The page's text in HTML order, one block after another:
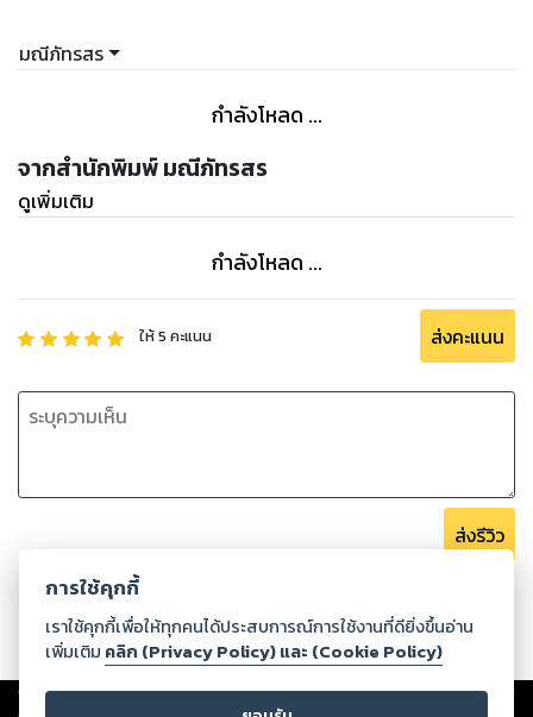
สุดท้ายนี้เนยอยากจะบอกว่า เนยขอโทษสำหรับความผิดทุกอย่างที่
ทำไว้กับพี่ ยกโทษให้เนยด้วยนะคะ]
มือแกร่งวางมือถือลงข้างตัวก่อนจะยกมือขึ้นกุมขมับ
ไม่มีคำตัดพ้อหรือต่อว่า มีเพียงข้อความขอโทษ อภัสราขอโทษเขา
ซ้ำๆ เพราะคิดว่าเรื่องที่เกิดขึ้นเป็นความผิดของเธอ ตาคู่คมมอง
มือถืออีกครั้ง เธอคงตั้งเวลาส่งเมล เพราะเขาได้รับมันหลังจากที่
เธอจากไปแล้ว
มณีภัทรสร
กำลังโหลด ...
จากสำนักพิมพ์ มณีภัทรสร
ดูเพิ่มเติม
กำลังโหลด ...
ให้5 คะแนน ส่งคะแนน
ส่งรีวิว
Copyright ©2026Storylog Co., Ltd. - สตอรี่ล็อกขอสงวนสิทธิ์ไม่รับผิดชอบ
การใช้คุกกี้
เราใช้คุกกี้เพื่อให้ทุกคนได้ประสบการณ์การใช้งานที่ดียิ่งขึ้นอ่าน
เพิ่มเติม คลิก (Privacy Policy) และ (Cookie Policy)